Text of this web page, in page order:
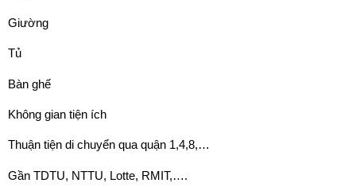
Giường
Tủ
Bàn ghế
Không gian tiện ích
Thuận tiện di chuyển qua quận 1,4,8,…
Gần TDTU, NTTU, Lotte, RMIT,….